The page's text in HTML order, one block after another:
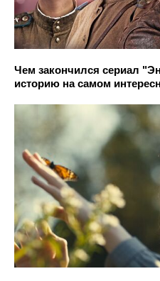
Чем закончился сериал
историю на самом